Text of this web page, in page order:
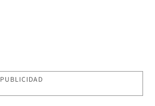
PUBLICIDAD